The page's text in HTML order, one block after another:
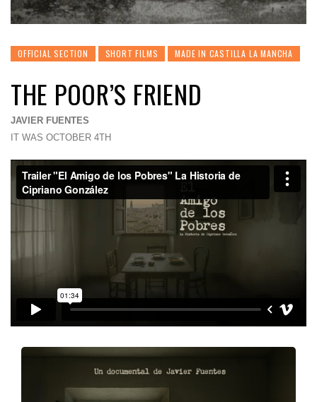
OFFICIAL SECTION SHORT FILMS MADE IN CASTILLA LA MANCHA
THE POOR’S FRIEND
JAVIER FUENTES
IT WAS OCTOBER 4TH